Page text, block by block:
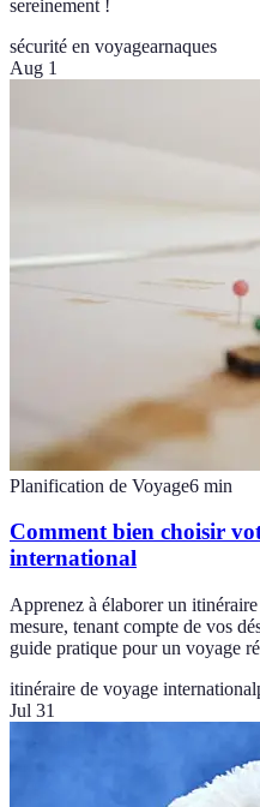
sereinement !
sécurité en voyagearnaques
Aug 1
Planification de Voyage6 min
Comment bien choisir
international
Apprenez à élaborer un
mesure, tenant compte de vos
guide pratique pour un voyage
itinéraire de voyage international
Jul 31